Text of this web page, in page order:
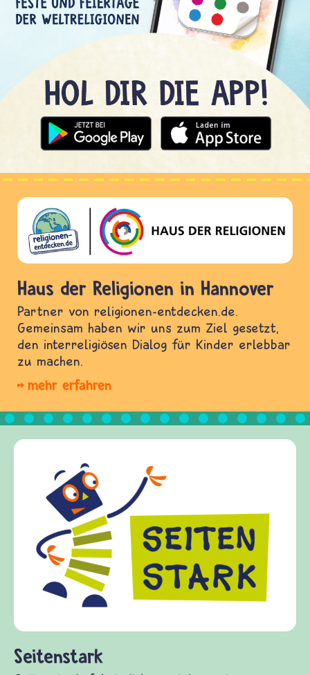
Haus der Religionen in Hannover
Partner von religionen-entdecken.de.
Gemeinsam haben wir uns zum Ziel gesetzt,
den interreligiösen Dialog für Kinder erlebbar
zu machen.
mehr erfahren
Frieden Fragen
frieden-fragen.de ist ein
Kinder, Eltern und
Fragen von Krieg und
Gewalt informiert und einen
diesem Themenbereich
fragen.de bietet Antworten
und Frieden, Streit und